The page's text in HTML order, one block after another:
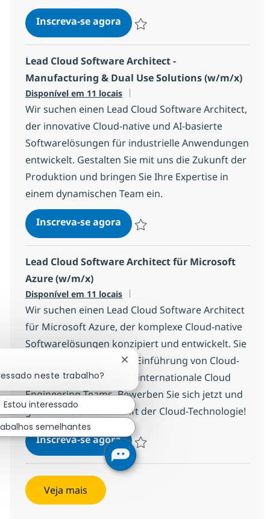
Inscreva-se agoraLead Cloud Software
Lead Cloud Software Architect -
Manufacturing & Dual Use Solutions (w/m/x)
Disponível em 11 locais
Wir suchen einen Lead Cloud Software Architect,
der innovative Cloud-native und AI-basierte
Softwarelösungen für industrielle Anwendungen
entwickelt. Gestalten Sie mit uns die Zukunft der
Produktion und bringen Sie Ihre Expertise in
einem dynamischen Team ein.
Inscreva-se agoraLead Cloud Software
Lead Cloud Software Architect für Microsoft
Azure (w/m/x)
Disponível em 11 locais
Wir suchen einen Lead Cloud Software Architect
für Microsoft Azure, der komplexe Cloud-native
Softwarelösungen konzipiert und entwickelt. Sie
beraten Kunden bei der Einführung von Cloud-
Technologien und leiten internationale Cloud
Engineering Teams. Bewerben Sie sich jetzt und
gestalten Sie die Zukunft der Cloud-Technologie!
Inscreva-se agoraLead Cloud Software
Veja mais
neste trabalho?
Fechar notificação de chatbot
Estou interessado
semelhantes